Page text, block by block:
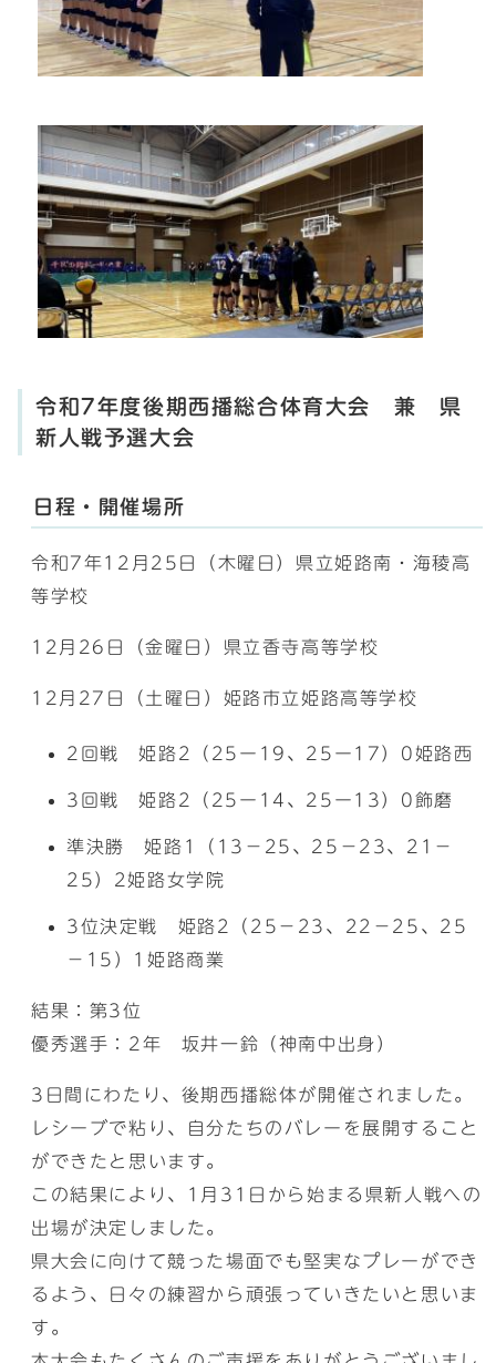
令和7年度後期西播総合体育大会 兼 県
新人戦予選大会
日程・開催場所
令和7年12月25日（木曜日）県立姫路南・海稜高
等学校
12月26日（金曜日）県立香寺高等学校
12月27日（土曜日）姫路市立姫路高等学校
2回戦 姫路2（25ー19、25ー17）0姫路西
3回戦 姫路2（25ー14、25ー13）0飾磨
準決勝 姫路1（13－25、25－23、21－
25）2姫路女学院
3位決定戦 姫路2（25－23、22－25、25
－15）1姫路商業
結果：第3位
優秀選手：2年 坂井一鈴（神南中出身）
3日間にわたり、後期西播総体が開催されました。
レシーブで粘り、自分たちのバレーを展開すること
ができたと思います。
この結果により、1月31日から始まる県新人戦への
出場が決定しました。
県大会に向けて競った場面でも堅実なプレーができ
るよう、日々の練習から頑張っていきたいと思いま
す。